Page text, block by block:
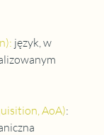
język, w
AoA):